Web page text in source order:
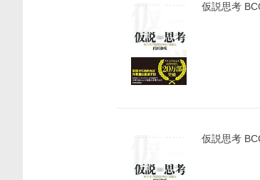
仮説思考
仮説思考